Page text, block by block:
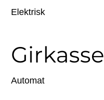
Elektrisk
Girkasse
Automat